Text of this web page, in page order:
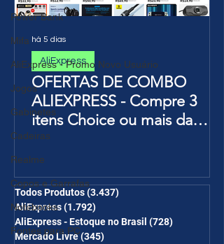
Power Bank
Mifa
AliExpress - Promo Novo Usuário
Jogos
Gabinetes
Cadeiras
Realme
Copos e Garrafas
Notebooks
Fontes para PC
OFERTAS DE COMBO
ALIEXPRESS - Compre 3
itens Choice ou mais da
Página de Promoções e
Ganhe Frete Grátis(R$10 de
desc em 6 itens/R$25 de
desc em 10 itens) OS
CUPONS SÃO VÁLIDOS NO
COMBO
AliExpress
há 5 dias
Todos Produtos(3.437)
AliExpress(1.792)
AliExpress - Estoque no Brasil (728)
Mercado Livre(345)